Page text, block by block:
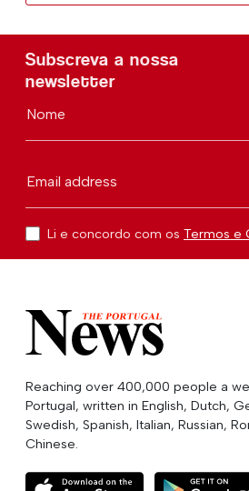
Subscreva a nossa
newsletter
Nome
Email address
Li e concordo com os Termos e
Reaching over 400,000 people a
Portugal, written in English, Dutch,
Swedish, Spanish, Italian, Russian,
Chinese.